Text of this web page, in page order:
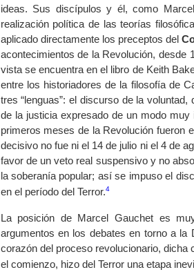
ideas. Sus discípulos y él, como
realización política de las teorías
aplicado directamente los preceptos del
acontecimientos de la Revolución, desde
vista se encuentra en el libro de Keith
entre los historiadores de la filosofía de
tres “lenguas”: el discurso de la
de la justicia expresado de un modo
primeros meses de la Revolución fueron
decisivo no fue ni el 14 de julio ni el 4 de
favor de un veto real suspensivo y no
la soberanía popular; así se impuso el
en el período del Terror.4
La posición de Marcel Gauchet es
argumentos en los debates en torno a
corazón del proceso revolucionario, dicha
el comienzo, hizo del Terror una etapa